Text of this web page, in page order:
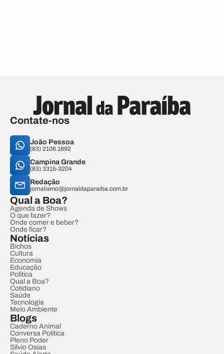
Contate-nos
João Pessoa
(83) 2106.1892
Campina Grande
(83) 3315-3204
Redação
jornalismo@jornaldaparaiba.com.br
Qual a Boa?
Agenda de Shows
O que fazer?
Onde comer e beber?
Onde ficar?
Notícias
Bichos
Cultura
Economia
Educação
Política
Qual a Boa?
Cotidiano
Saúde
Tecnologia
Meio Ambiente
Blogs
Caderno Animal
Conversa Política
Pleno Poder
Sílvio Osias